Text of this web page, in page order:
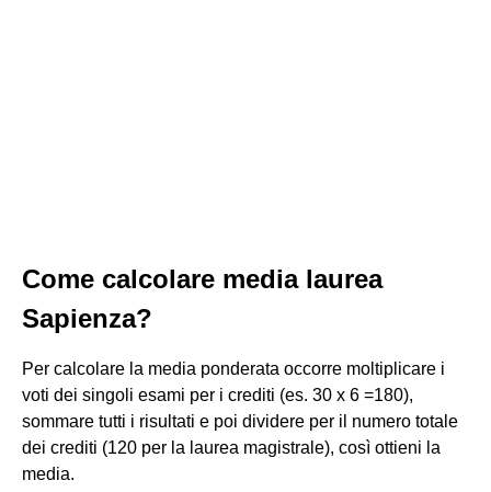
Come calcolare media laurea
Sapienza?
Per calcolare la media ponderata occorre moltiplicare i
voti dei singoli esami per i crediti (es. 30 x 6 =180),
sommare tutti i risultati e poi dividere per il numero totale
dei crediti (120 per la laurea magistrale), così ottieni la
media.